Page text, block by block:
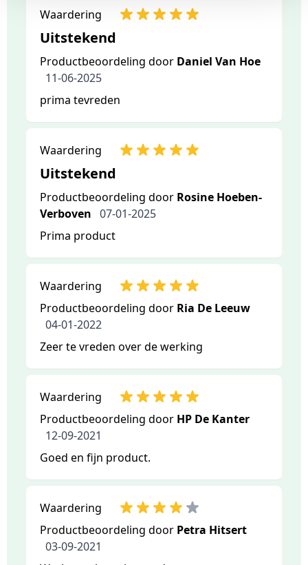
Waardering
Uitstekend
Productbeoordeling door Daniel Van Hoe
11-06-2025
prima tevreden
Waardering
Uitstekend
Productbeoordeling door Rosine Hoeben-
Verboven 07-01-2025
Prima product
Waardering
Productbeoordeling door Ria De Leeuw
04-01-2022
Zeer te vreden over de werking
Waardering
Productbeoordeling door HP De Kanter
12-09-2021
Goed en fijn product.
Waardering
Productbeoordeling door Petra Hitsert
03-09-2021